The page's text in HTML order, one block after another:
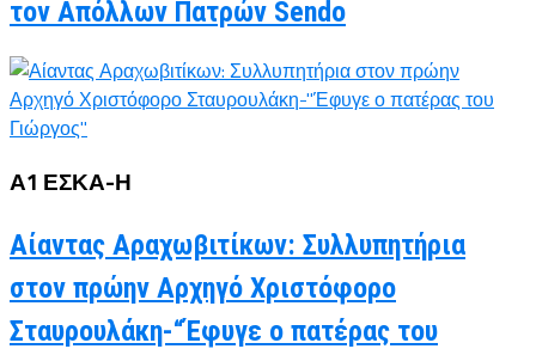
τον Απόλλων Πατρών Sendo
Α1 ΕΣΚΑ-Η
Αίαντας Αραχωβιτίκων: Συλλυπητήρια
στον πρώην Αρχηγό Χριστόφορο
Σταυρουλάκη-“Έφυγε ο πατέρας του